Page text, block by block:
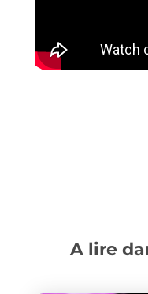
A lire